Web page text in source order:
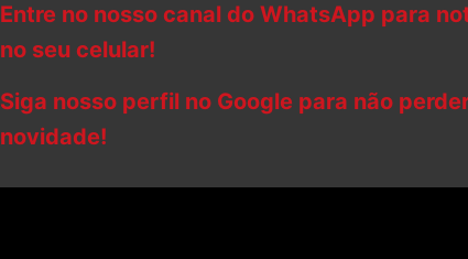
Entre no nosso canal do WhatsApp para
no seu celular!
Siga nosso perfil no Google para não
novidade!